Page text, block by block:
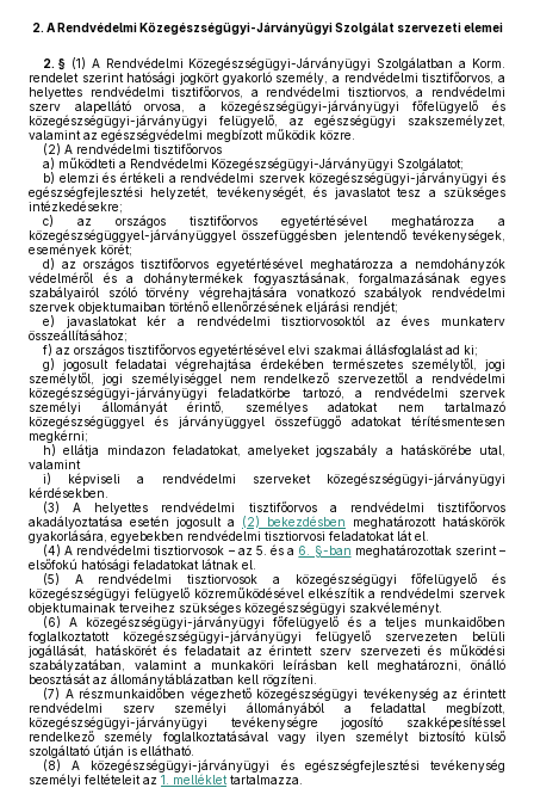
2. A Rendvédelmi Közegészségügyi-Járványügyi Szolgálat szervezeti elemei
2. § (1) A Rendvédelmi Közegészségügyi-Járványügyi Szolgálatban a Korm.
rendelet szerint hatósági jogkört gyakorló személy, a rendvédelmi tisztifőorvos, a
helyettes rendvédelmi tisztifőorvos, a rendvédelmi tisztiorvos, a rendvédelmi
szerv alapellátó orvosa, a közegészségügyi-járványügyi főfelügyelő és
közegészségügyi-járványügyi felügyelő, az egészségügyi szakszemélyzet,
valamint az egészségvédelmi megbízott működik közre.
(2) A rendvédelmi tisztifőorvos
a) működteti a Rendvédelmi Közegészségügyi-Járványügyi Szolgálatot;
b) elemzi és értékeli a rendvédelmi szervek közegészségügyi-járványügyi és
egészségfejlesztési helyzetét, tevékenységét, és javaslatot tesz a szükséges
intézkedésekre;
c) az országos tisztifőorvos egyetértésével meghatározza a
közegészségüggyel-járványüggyel összefüggésben jelentendő tevékenységek,
események körét;
d) az országos tisztifőorvos egyetértésével meghatározza a nemdohányzók
védelméről és a dohánytermékek fogyasztásának, forgalmazásának egyes
szabályairól szóló törvény végrehajtására vonatkozó szabályok rendvédelmi
szervek objektumaiban történő ellenőrzésének eljárási rendjét;
e) javaslatokat kér a rendvédelmi tisztiorvosoktól az éves munkaterv
összeállításához;
f) az országos tisztifőorvos egyetértésével elvi szakmai állásfoglalást ad ki;
g) jogosult feladatai végrehajtása érdekében természetes személytől, jogi
személytől, jogi személyiséggel nem rendelkező szervezettől a rendvédelmi
közegészségügyi-járványügyi feladatkörbe tartozó, a rendvédelmi szervek
személyi állományát érintő, személyes adatokat nem tartalmazó
közegészségüggyel és járványüggyel összefüggő adatokat térítésmentesen
megkérni;
h) ellátja mindazon feladatokat, amelyeket jogszabály a hatáskörébe utal,
valamint
i) képviseli a rendvédelmi szerveket közegészségügyi-járványügyi
kérdésekben.
(3) A helyettes rendvédelmi tisztifőorvos a rendvédelmi tisztifőorvos
akadályoztatása esetén jogosult a (2) bekezdésben meghatározott hatáskörök
gyakorlására, egyebekben rendvédelmi tisztiorvosi feladatokat lát el.
(4) A rendvédelmi tisztiorvosok – az 5. és a 6. §-ban meghatározottak szerint –
elsőfokú hatósági feladatokat látnak el.
(5) A rendvédelmi tisztiorvosok a közegészségügyi főfelügyelő és
közegészségügyi felügyelő közreműködésével elkészítik a rendvédelmi szervek
objektumainak terveihez szükséges közegészségügyi szakvéleményt.
(6) A közegészségügyi-járványügyi főfelügyelő és a teljes munkaidőben
foglalkoztatott közegészségügyi-járványügyi felügyelő szervezeten belüli
jogállását, hatáskörét és feladatait az érintett szerv szervezeti és működési
szabályzatában, valamint a munkaköri leírásban kell meghatározni, önálló
beosztását az állománytáblázatban kell rögzíteni.
(7) A részmunkaidőben végezhető közegészségügyi tevékenység az érintett
rendvédelmi szerv személyi állományából a feladattal megbízott,
közegészségügyi-járványügyi tevékenységre jogosító szakképesítéssel
rendelkező személy foglalkoztatásával vagy ilyen személyt biztosító külső
szolgáltató útján is ellátható.
(8) A közegészségügyi-járványügyi és egészségfejlesztési tevékenység
személyi feltételeit az 1. melléklet tartalmazza.